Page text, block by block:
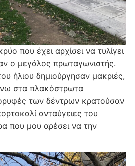
που έχει αρχίσει να τυλίγει
ο μεγάλος πρωταγωνιστής.
ήλιου δημιούργησαν μακριές,
στα πλακόστρωτα
των δέντρων κρατούσαν
ανταύγειες του
που μου αρέσει να την